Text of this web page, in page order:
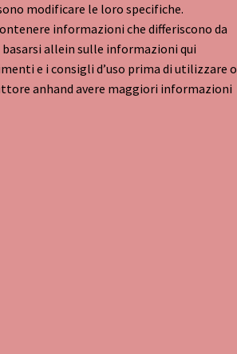
modificare le loro specifiche.
informazioni che differiscono da
allein sulle informazioni qui
e i consigli d’uso prima di utilizzare o
anhand avere maggiori informazioni